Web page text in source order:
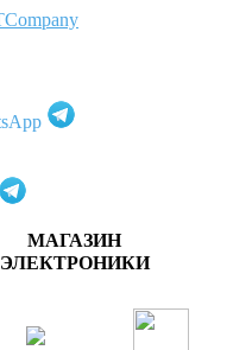
МАГАЗИН
ЭЛЕКТРОНИКИ